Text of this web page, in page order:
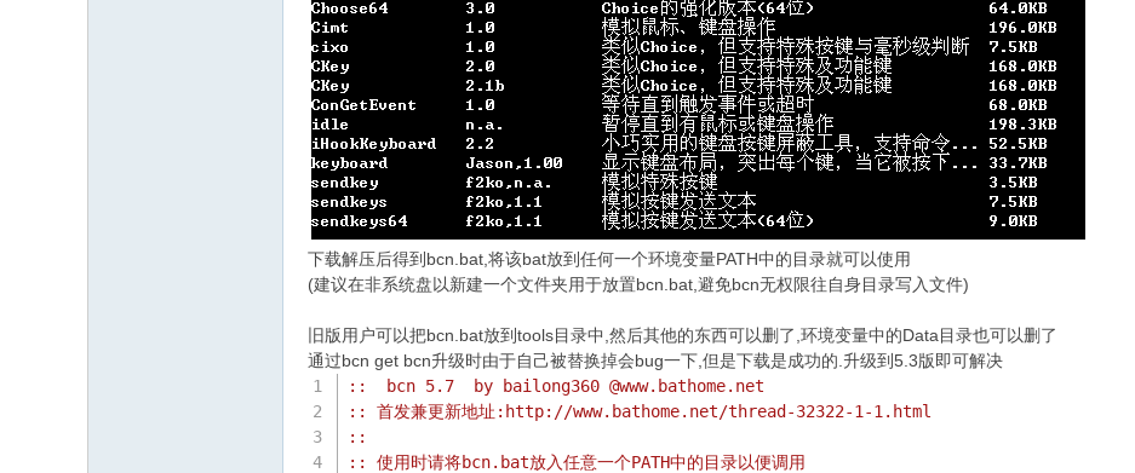
下载解压后得到bcn.bat,将该bat放到任何一个环境变量PATH中的目录就可以使用
(建议在非系统盘以新建一个文件夹用于放置bcn.bat,避免bcn无权限往自身目录写入文件)
旧版用户可以把bcn.bat放到tools目录中,然后其他的东西可以删了,环境变量中的Data目录也可以删了
通过bcn get bcn升级时由于自己被替换掉会bug一下,但是下载是成功的.升级到5.3版即可解决
::  bcn 5.7  by bailong360 @www.bathome.net
:: 首发兼更新地址:http://www.bathome.net/thread-32322-1-1.html
::
:: 使用时请将bcn.bat放入任意一个PATH中的目录以便调用